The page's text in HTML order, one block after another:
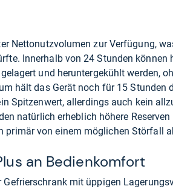
Nettonutzvolumen zur Verfügung,
Innerhalb von 24 Stunden können
und heruntergekühlt werden,
hält das Gerät noch für 15 Stunden
Spitzenwert, allerdings auch kein
natürlich erheblich höhere
primär von einem möglichen Störfall
an Bedienkomfort
Gefrierschrank mit üppigen